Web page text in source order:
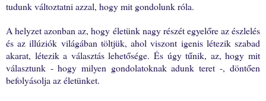
tudunk változtatni azzal, hogy mit gondolunk róla.
A helyzet azonban az, hogy életünk nagy részét egyelőre az észlelés
és az illúziók világában töltjük, ahol viszont igenis létezik szabad
akarat, létezik a választás lehetősége. És úgy tűnik, az, hogy mit
választunk - hogy milyen gondolatoknak adunk teret -, döntően
befolyásolja az életünket.